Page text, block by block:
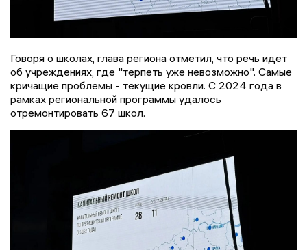
Говоря о школах, глава региона отметил, что речь идет
об учреждениях, где "терпеть уже невозможно". Самые
кричащие проблемы - текущие кровли. С 2024 года в
рамках региональной программы удалось
отремонтировать 67 школ.